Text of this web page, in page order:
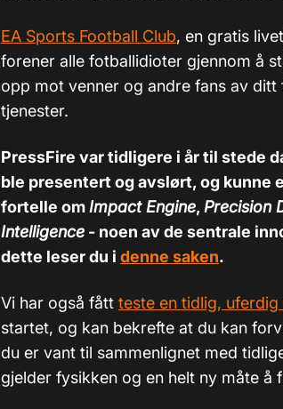
EA Sports Football Club, en gratis
forener alle fotballidioter gjennom å
opp mot venner og andre fans av
tjenester.
PressFire var tidligere i år til stede
ble presentert og avslørt, og kunne
fortelle om Impact Engine, Precision
Intelligence - noen av de sentrale
dette leser du i denne saken.
Vi har også fått teste en tidlig, uferdig
startet, og kan bekrefte at du kan
du er vant til sammenlignet med
gjelder fysikken og en helt ny måte å